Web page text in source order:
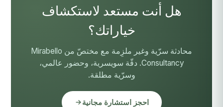
هل أنت مستعد لاستكشاف
خياراتك؟
محادثة سرّية وغير ملزِمة مع مختصّ من Mirabello
Consultancy. دقّة سويسرية، وحضور عالمي،
وسرّية مطلقة.
احجز استشارة مجانية